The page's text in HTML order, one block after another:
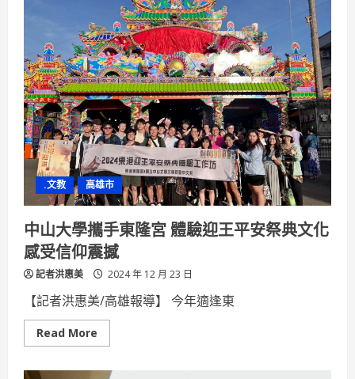
Hello
Kitty「粉
萌
機」
高
雄-
香
港
期
間
限
定
與
三
麗
鷗
明
星
一
同
漫
遊
.文教 高雄市
中山大學攜手東隆宮 體驗迎王平安祭典文化
感受信仰震撼
記者洪惠美 2024 年 12 月 23 日
【記者洪惠美/高雄報導】 今年適逢東
Read More
more